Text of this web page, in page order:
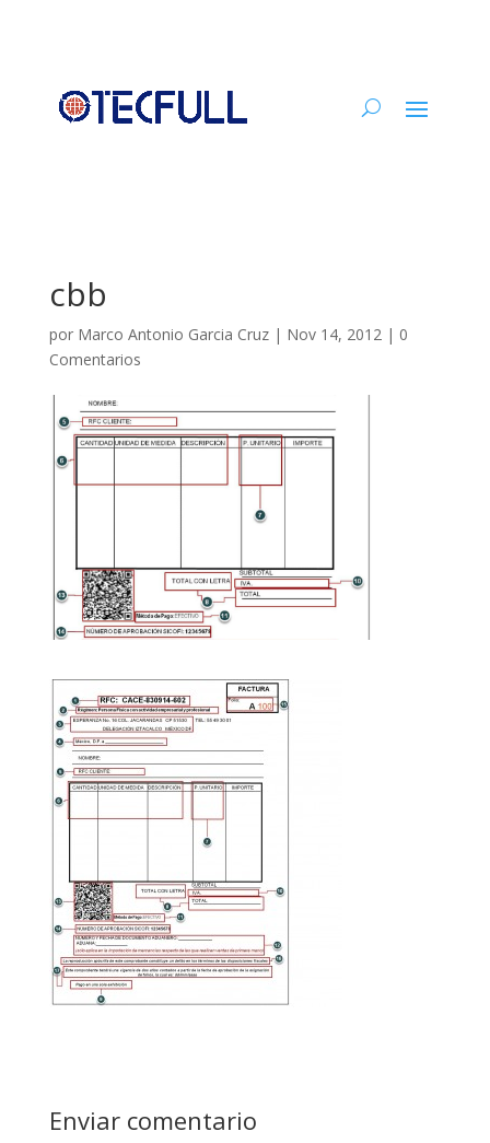
cbb
por Marco Antonio Garcia Cruz| Nov 14, 2012| 0
Comentarios
Enviar comentario